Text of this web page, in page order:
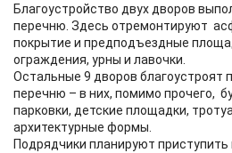
Благоустройство двух дворов
перечню. Здесь отремонтируют
покрытие и предподъездные
ограждения, урны и лавочки.
Остальные 9 дворов благоустроят
перечню – в них, помимо прочего,
парковки, детские площадки,
архитектурные формы.
Подрядчики планируют приступить